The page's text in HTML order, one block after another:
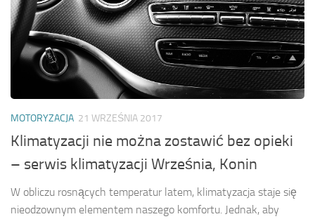
MOTORYZACJA 21 WRZEŚNIA 2017
Klimatyzacji nie można zostawić bez opieki
– serwis klimatyzacji Września, Konin
W obliczu rosnących temperatur latem, klimatyzacja staje się
nieodzownym elementem naszego komfortu. Jednak, aby